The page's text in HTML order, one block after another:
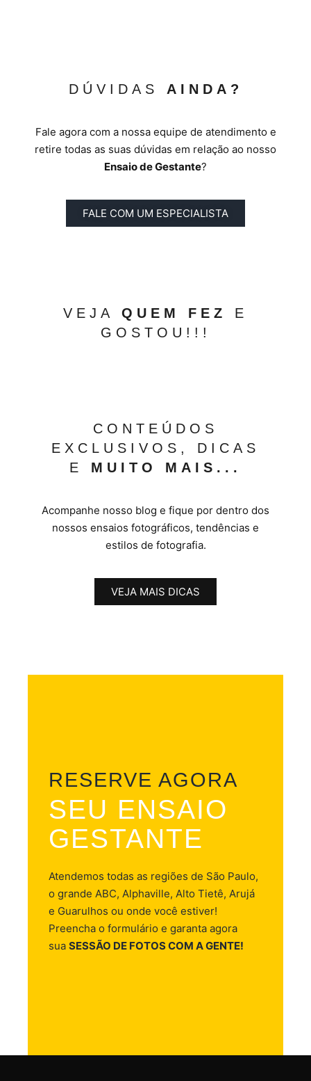
DÚVIDAS AINDA?
Fale agora com a nossa equipe de atendimento e
retire todas as suas dúvidas em relação ao nosso
Ensaio de Gestante?
FALE COM UM ESPECIALISTA
VEJA QUEM FEZ
E
GOSTOU!!!
CONTEÚDOS
EXCLUSIVOS, DICAS
E MUITO MAIS...
Acompanhe nosso blog e fique por dentro dos
nossos ensaios fotográficos, tendências e
estilos de fotografia.
VEJA MAIS DICAS
RESERVE AGORA
SEU ENSAIO
GESTANTE
Atendemos todas as regiões de São Paulo,
o grande ABC, Alphaville, Alto Tietê, Arujá
e Guarulhos ou onde você estiver!
Preencha o formulário e garanta agora
sua SESSÃO DE FOTOS COM A GENTE!